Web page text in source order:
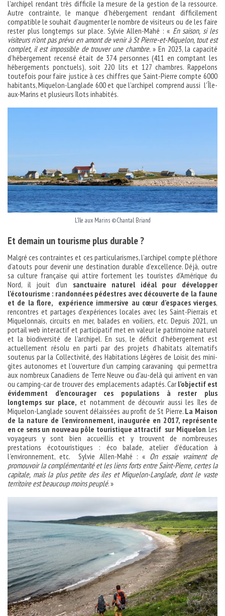
l’archipel rendant très difficile la mesure de la gestion de la ressource.
Autre contrainte, le manque d’hébergement rendant difficilement
compatible le souhait d’augmenter le nombre de visiteurs ou de les faire
rester plus longtemps sur place. Sylvie Allen-Mahé : « En saison, si les
visiteurs n’ont pas prévu en amont de venir à St Pierre-et-Miquelon, tout est
complet, il est impossible de trouver une chambre.» En 2023, la capacité
d’hébergement recensé était de 374 personnes (411 en comptant les
hébergements ponctuels), soit 220 lits et 127 chambres. Rappelons
toutefois pour faire justice à ces chiffres que Saint-Pierre compte 6000
habitants, Miquelon-Langlade 600 et que l’archipel comprend aussi l’Île-
aux-Marins et plusieurs îlots inhabités.
L’île aux Marins ©Chantal Briand
Et demain un tourisme plus durable ?
Malgré ces contraintes et ces particularismes, l’archipel compte pléthore
d’atouts pour devenir une destination durable d’excellence. Déjà, outre
sa culture française qui attire fortement les touristes d’Amérique du
Nord, il jouit d’un sanctuaire naturel idéal pour développer
l’écotourisme : randonnées pédestres avec découverte de la faune
et de la flore, expérience immersive au cœur d’espaces vierges,
rencontres et partages d’expériences locales avec les Saint-Pierrais et
Miquelonnais, circuits en mer, balades en voiliers, etc. Depuis 2021, un
portail web interactif et participatif met en valeur le patrimoine naturel
et la biodiversité de l’archipel. En sus, le déficit d’hébergement est
actuellement résolu en parti par des projets d’habitats alternatifs
soutenus par la Collectivité, des Habitations Légères de Loisir, des mini-
gites autonomes et l’ouverture d’un camping caravaning qui permettra
aux nombreux Canadiens de Terre Neuve ou d’au-delà qui arrivent en van
ou camping-car de trouver des emplacements adaptés. Car l’objectif est
évidemment d’encourager ces populations à rester plus
longtemps sur place, et notamment de découvrir aussi les îles de
Miquelon-Langlade souvent délaissées au profit de St Pierre. La Maison
de la nature de l’environnement, inaugurée en 2017, représente
en ce sens un nouveau pôle touristique attractif sur Miquelon. Les
voyageurs y sont bien accueillis et y trouvent de nombreuses
prestations écotouristiques : éco balade, atelier d’éducation à
l’environnement, etc. Sylvie Allen-Mahé : « On essaie vraiment de
promouvoir la complémentarité et les liens forts entre Saint-Pierre, certes la
capitale, mais la plus petite des iles et Miquelon-Langlade, dont le vaste
territoire est beaucoup moins peuplé. »